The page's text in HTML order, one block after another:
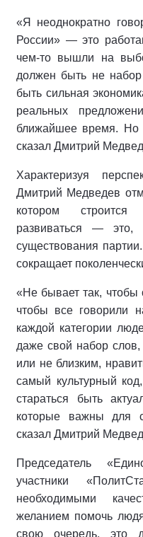
«Я неоднократно
России» — это
чем-то вышли на
должен быть не
быть сильная
реальных
ближайшее время.
сказал Дмитрий
Характеризуя
Дмитрий Медведев
котором строится
развиваться —
существования
сокращает
«Не бывает так,
чтобы все говорили
каждой категории
даже свой набор
или не близким,
самый культурный
стараться быть
которые важны для
сказал Дмитрий
Председатель
участники
необходимыми
желанием помочь
свою очередь, это